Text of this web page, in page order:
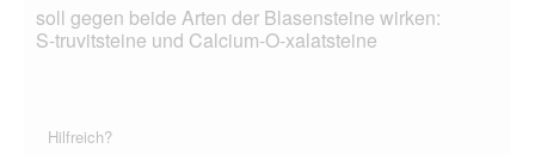
soll gegen beide Arten der Blasensteine wirken:
S-truvitsteine und Calcium-O-xalatsteine
Hilfreich?